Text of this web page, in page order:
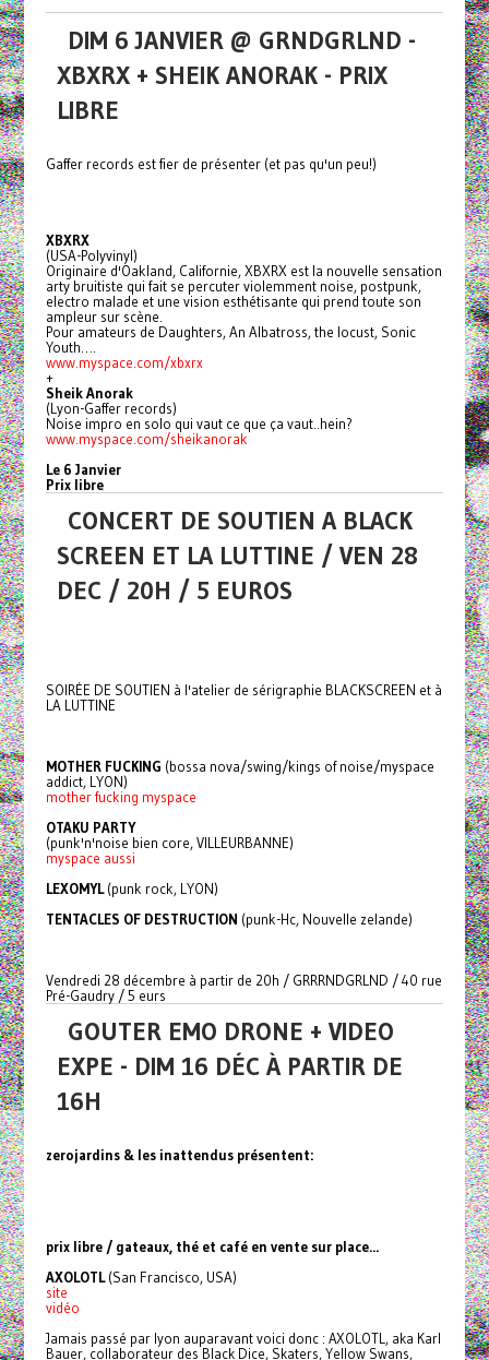
DIM 6 JANVIER @ GRNDGRLND -
XBXRX + SHEIK ANORAK - PRIX
LIBRE
Gaffer records est fier de présenter (et pas qu'un peu!)
XBXRX
(USA-Polyvinyl)
Originaire d'Oakland, Californie, XBXRX est la nouvelle sensation
arty bruitiste qui fait se percuter violemment noise, postpunk,
electro malade et une vision esthétisante qui prend toute son
ampleur sur scène.
Pour amateurs de Daughters, An Albatross, the locust, Sonic
Youth….
www.myspace.com/xbxrx
+
Sheik Anorak
(Lyon-Gaffer records)
Noise impro en solo qui vaut ce que ça vaut..hein?
www.myspace.com/sheikanorak
Le 6 Janvier
Prix libre
CONCERT DE SOUTIEN A BLACK
SCREEN ET LA LUTTINE / VEN 28
DEC / 20H / 5 EUROS
SOIRÉE DE SOUTIEN à l'atelier de sérigraphie BLACKSCREEN et à
LA LUTTINE
MOTHER FUCKING (bossa nova/swing/kings of noise/myspace
addict, LYON)
mother fucking myspace
OTAKU PARTY
(punk'n'noise bien core, VILLEURBANNE)
myspace aussi
LEXOMYL(punk rock, LYON)
TENTACLES OF DESTRUCTION (punk-Hc, Nouvelle zelande)
Vendredi 28 décembre à partir de 20h / GRRRNDGRLND / 40 rue
Pré-Gaudry / 5 eurs
GOUTER EMO DRONE + VIDEO
EXPE - DIM 16 DÉC À PARTIR DE
16H
zerojardins & les inattendus présentent:
prix libre / gateaux, thé et café en vente sur place...
AXOLOTL(San Francisco, USA)
site
vidéo
Jamais passé par lyon auparavant voici donc : AXOLOTL, aka Karl
Bauer, collaborateur des Black Dice, Skaters, Yellow Swans,